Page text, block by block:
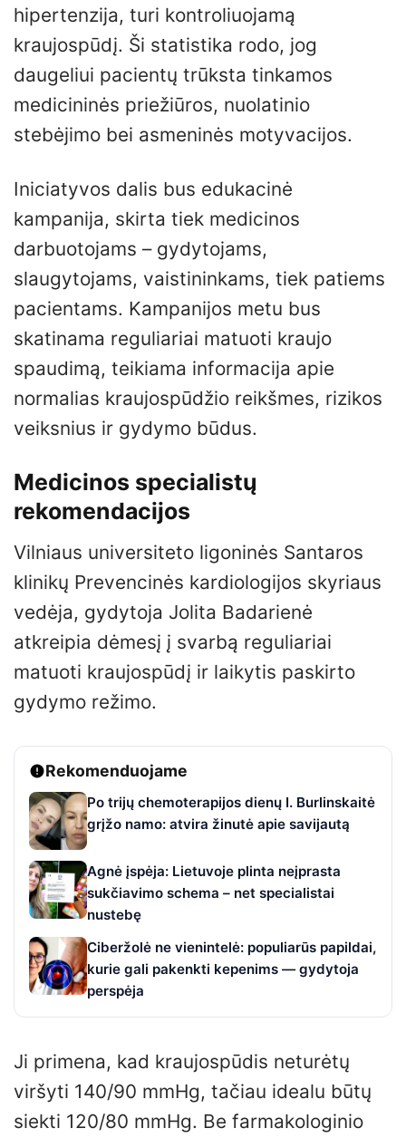
hipertenzija, turi kontroliuojamą
kraujospūdį. Ši statistika rodo, jog
daugeliui pacientų trūksta tinkamos
medicininės priežiūros, nuolatinio
stebėjimo bei asmeninės motyvacijos.
Iniciatyvos dalis bus edukacinė
kampanija, skirta tiek medicinos
darbuotojams – gydytojams,
slaugytojams, vaistininkams, tiek patiems
pacientams. Kampanijos metu bus
skatinama reguliariai matuoti kraujo
spaudimą, teikiama informacija apie
normalias kraujospūdžio reikšmes, rizikos
veiksnius ir gydymo būdus.
Medicinos specialistų
rekomendacijos
Vilniaus universiteto ligoninės Santaros
klinikų Prevencinės kardiologijos skyriaus
vedėja, gydytoja Jolita Badarienė
atkreipia dėmesį į svarbą reguliariai
matuoti kraujospūdį ir laikytis paskirto
gydymo režimo.
Rekomenduojame
Po trijų chemoterapijos dienų I. Burlinskaitė
grįžo namo: atvira žinutė apie savijautą
Agnė įspėja: Lietuvoje plinta neįprasta
sukčiavimo schema – net specialistai
nustebę
Ciberžolė ne vienintelė: populiarūs papildai,
kurie gali pakenkti kepenims — gydytoja
perspėja
Ji primena, kad kraujospūdis neturėtų
viršyti 140/90 mmHg, tačiau idealu būtų
siekti 120/80 mmHg. Be farmakologinio